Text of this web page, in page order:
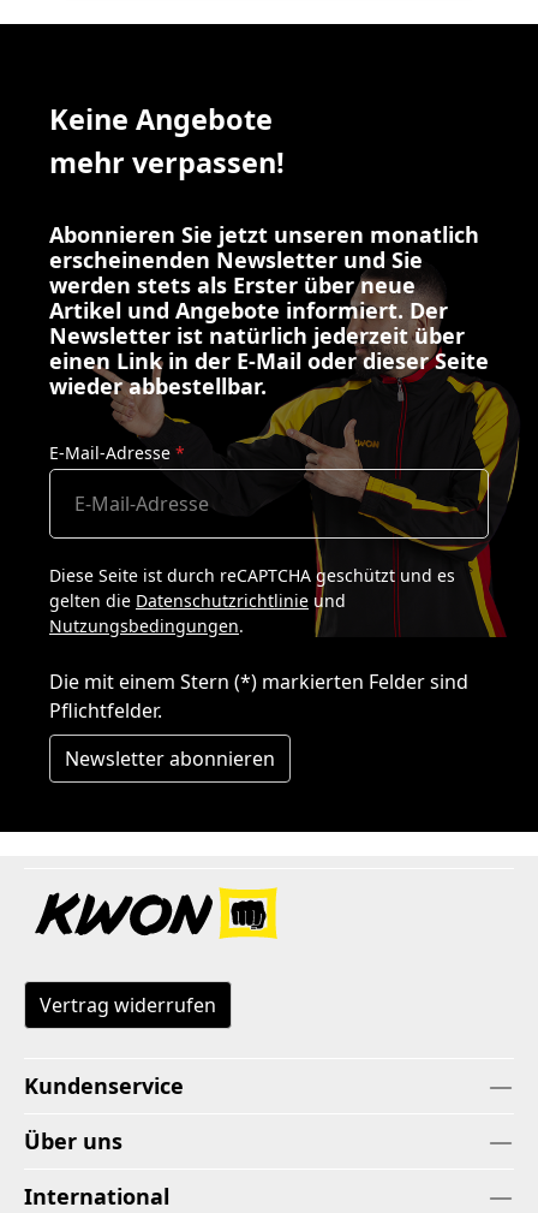
Keine Angebote
mehr verpassen!
Abonnieren Sie jetzt unseren monatlich
erscheinenden Newsletter und Sie
werden stets als Erster über neue
Artikel und Angebote informiert. Der
Newsletter ist natürlich jederzeit über
einen Link in der E-Mail oder dieser Seite
wieder abbestellbar.
E-Mail-Adresse *
Diese Seite ist durch reCAPTCHA geschützt und es
gelten die Datenschutzrichtlinie und
Nutzungsbedingungen.
Die mit einem Stern (*) markierten Felder sind
Pflichtfelder.
Newsletter abonnieren
Vertrag widerrufen
Kundenservice
Über uns
International